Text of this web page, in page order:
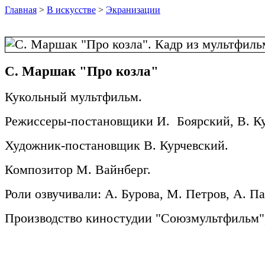
Главная > В искусстве > Экранизации
С. Маршак "Про козла"
Кукольный мультфильм.
Режиссеры-постановщики И. Боярский, В.
Художник-постановщик В. Курчевский.
Композитор М. Вайнберг.
Роли озвучивали: А. Бурова, М. Петров, А.
Производство киностудии